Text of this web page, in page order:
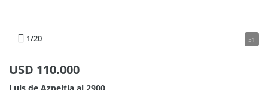
1/20 51
USD 110.000